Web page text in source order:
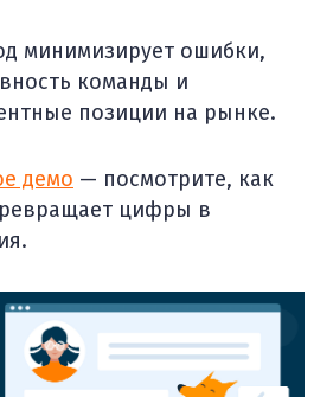
минимизирует ошибки,
команды и
позиции на рынке.
демо — посмотрите, как
цифры в